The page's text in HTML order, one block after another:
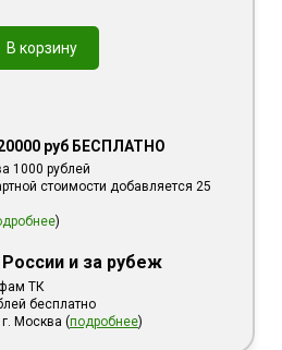
В корзину
руб БЕСПЛАТНО
1000 рублей
стоимости добавляется 25
)
и за рубеж
ТК
бесплатно
Москва (подробнее)